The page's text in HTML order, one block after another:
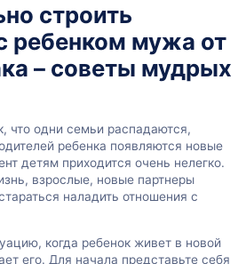
строить
ребенком мужа от
– советы мудрых
что одни семьи распадаются,
ребенка появляются новые
детям приходится очень нелегко.
взрослые, новые партнеры
наладить отношения с
когда ребенок живет в новой
его. Для начала представьте себя